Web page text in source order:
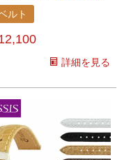
ルト
詳細を見る